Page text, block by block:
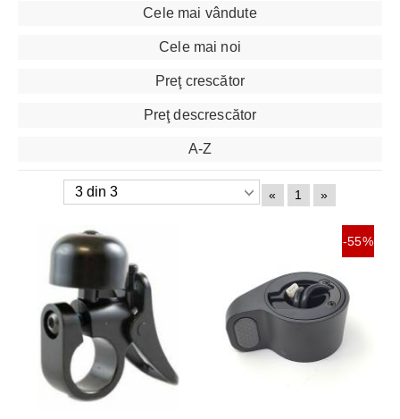
Cele mai vândute
Cele mai noi
Preţ crescător
Preţ descrescător
A-Z
« 1 »
-55%